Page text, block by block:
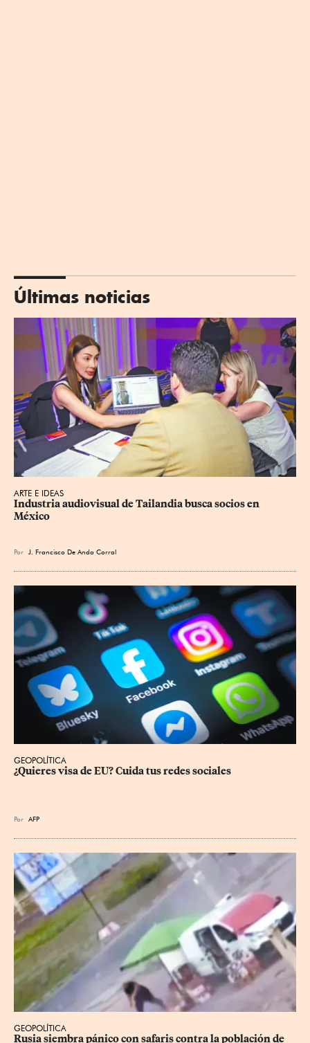
Últimas noticias
ARTE E IDEAS
Industria audiovisual de Tailandia busca socios en
México
Por J. Francisco De Anda Corral
GEOPOLÍTICA
¿Quieres visa de EU? Cuida tus redes sociales
Por AFP
GEOPOLÍTICA
Rusia siembra pánico con safaris contra la población de